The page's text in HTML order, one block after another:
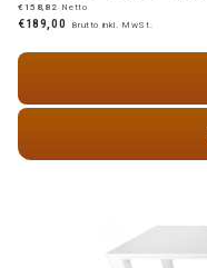
€158,82 Netto
€189,00 Brutto inkl. MwSt.